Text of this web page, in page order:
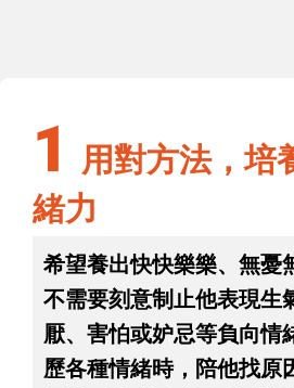
1 用對方法，培
緒力
希望養出快快樂樂、無憂
不需要刻意制止他表現生
厭、害怕或妒忌等負向情
歷各種情緒時，陪他找原